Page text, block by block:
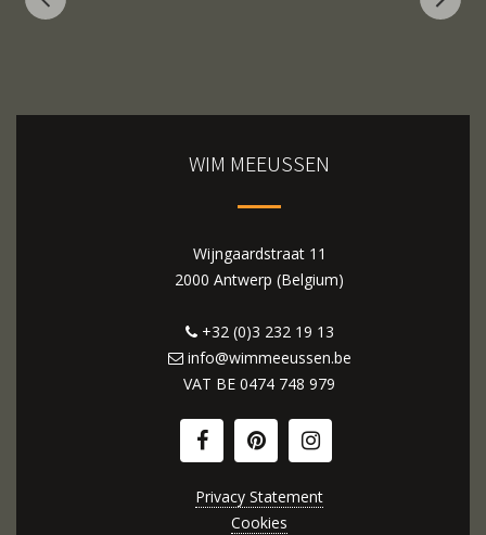
WIM MEEUSSEN
Wijngaardstraat 11
2000 Antwerp (Belgium)
+32 (0)3 232 19 13
info@wimmeeussen.be
VAT BE 0474 748 979
Privacy Statement
Cookies